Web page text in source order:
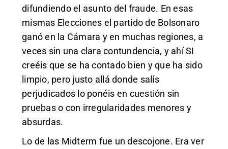
difundiendo el asunto del fraude. En esas
mismas Elecciones el partido de Bolsonaro
ganó en la Cámara y en muchas regiones, a
veces sin una clara contundencia, y ahí SI
creéis que se ha contado bien y que ha sido
limpio, pero justo allá donde salís
perjudicados lo ponéis en cuestión sin
pruebas o con irregularidades menores y
absurdas.
Lo de las Midterm fue un descojone. Era ver